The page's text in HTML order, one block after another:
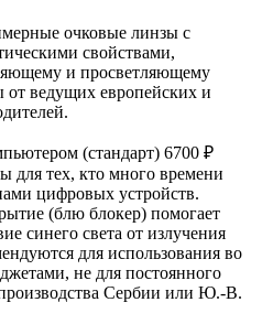
очковые линзы с
свойствами,
и просветляющему
ведущих европейских и
(стандарт) 6700 ₽
для тех, кто много времени
цифровых устройств.
(блю блокер) помогает
синего света от излучения
для использования во
не для постоянного
Сербии или Ю.-В.